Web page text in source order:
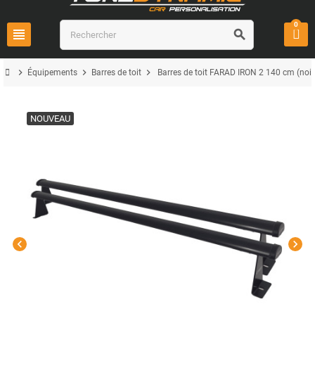
view_headline search
0
chevron_right Équipements chevron_right Barres de toit chevron_right Barres de toit FARAD IRON 2 140 cm
chevron_left chevron_right
NOUVEAU